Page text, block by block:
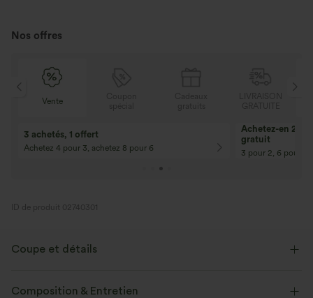
Nos offres
Vente
3 achetés, 1 offert
Achetez 4 pour 3, achetez 8 pour 6
Achetez-en 2,
gratuit
3 pour 2, 6 pour 4,
ID de produit 02740301
Coupe et détails
Taille plate Poches arrière
Composition & Entretien